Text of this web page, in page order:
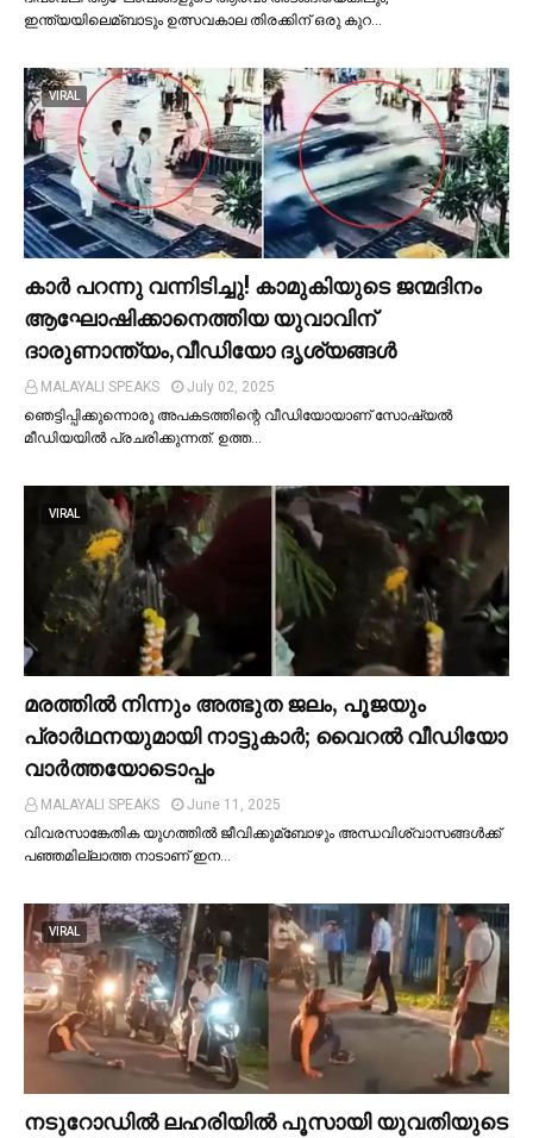
ഇന്ത്യയിലെമ്ബാടും ഉത്സവകാല തിരക്കിന് ഒരു കുറ…
VIRAL
കാര്‍ പറന്നു വന്നിടിച്ചു! കാമുകിയുടെ ജന്മദിനം
ആഘോഷിക്കാനെത്തിയ യുവാവിന്
ദാരുണാന്ത്യം,വീഡിയോ ദൃശ്യങ്ങൾ
MALAYALI SPEAKS
July 02, 2025
ഞെട്ടിപ്പിക്കുന്നൊരു അപകടത്തിന്റെ വീഡിയോയാണ് സോഷ്യല്‍
മീഡിയയില്‍ പ്രചരിക്കുന്നത്. ഉത്ത…
VIRAL
മരത്തില്‍ നിന്നും അത്ഭുത ജലം, പൂജയും
പ്രാര്‍ഥനയുമായി നാട്ടുകാര്‍; വൈറൽ വീഡിയോ
വാർത്തയോടൊപ്പം
MALAYALI SPEAKS
June 11, 2025
വിവരസാങ്കേതിക യുഗത്തില്‍ ജീവിക്കുമ്ബോഴും അന്ധവിശ്വാസങ്ങള്‍ക്ക്
പഞ്ഞമില്ലാത്ത നാടാണ് ഇന…
VIRAL
നടുറോഡില്‍ ലഹരിയില്‍ പൂസായി യുവതിയുടെ